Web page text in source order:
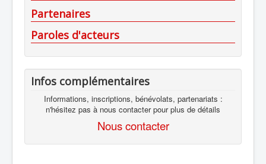
Partenaires
Paroles d'acteurs
Infos complémentaires
Informations, inscriptions, bénévolats, partenariats :
n'hésitez pas à nous contacter pour plus de détails
Nous contacter